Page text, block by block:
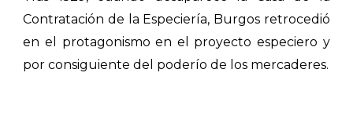
Contratación de la Especiería, Burgos retrocedió
en el protagonismo en el proyecto especiero y
por consiguiente del poderío de los mercaderes.